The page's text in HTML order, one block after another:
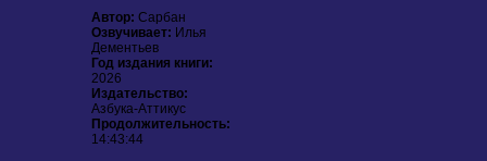
Автор: Сарбан
Озвучивает: Илья
Дементьев
Год издания книги:
2026
Издательство:
Азбука-Аттикус
Продолжительность:
14:43:44